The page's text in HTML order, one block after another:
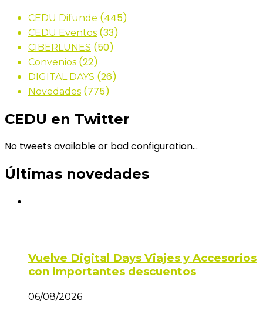
CEDU Difunde (445)
CEDU Eventos (33)
CIBERLUNES (50)
Convenios (22)
DIGITAL DAYS (26)
Novedades (775)
CEDU en Twitter
No tweets available or bad configuration...
Últimas novedades
Vuelve Digital Days Viajes y Accesorios
con importantes descuentos
06/08/2026